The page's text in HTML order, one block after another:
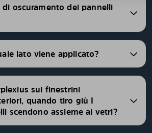
oscuramento dei pannelli
lato viene applicato?
sui finestrini
quando tiro giù I
scendono assieme ai vetri?